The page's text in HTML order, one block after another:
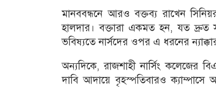
মানববন্ধনে আরও বক্তব্য রাখেন
হালদার। বক্তারা একমত হন, যত
ভবিষ্যতে নার্সদের ওপর এ ধরনের
অন্যদিকে, রাজশাহী নার্সিং কলেজের
দাবি আদায়ে বৃহস্পতিবারও ক্যাম্পাসে